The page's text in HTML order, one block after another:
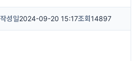
작성일2024-09-20 15:17조회 14897